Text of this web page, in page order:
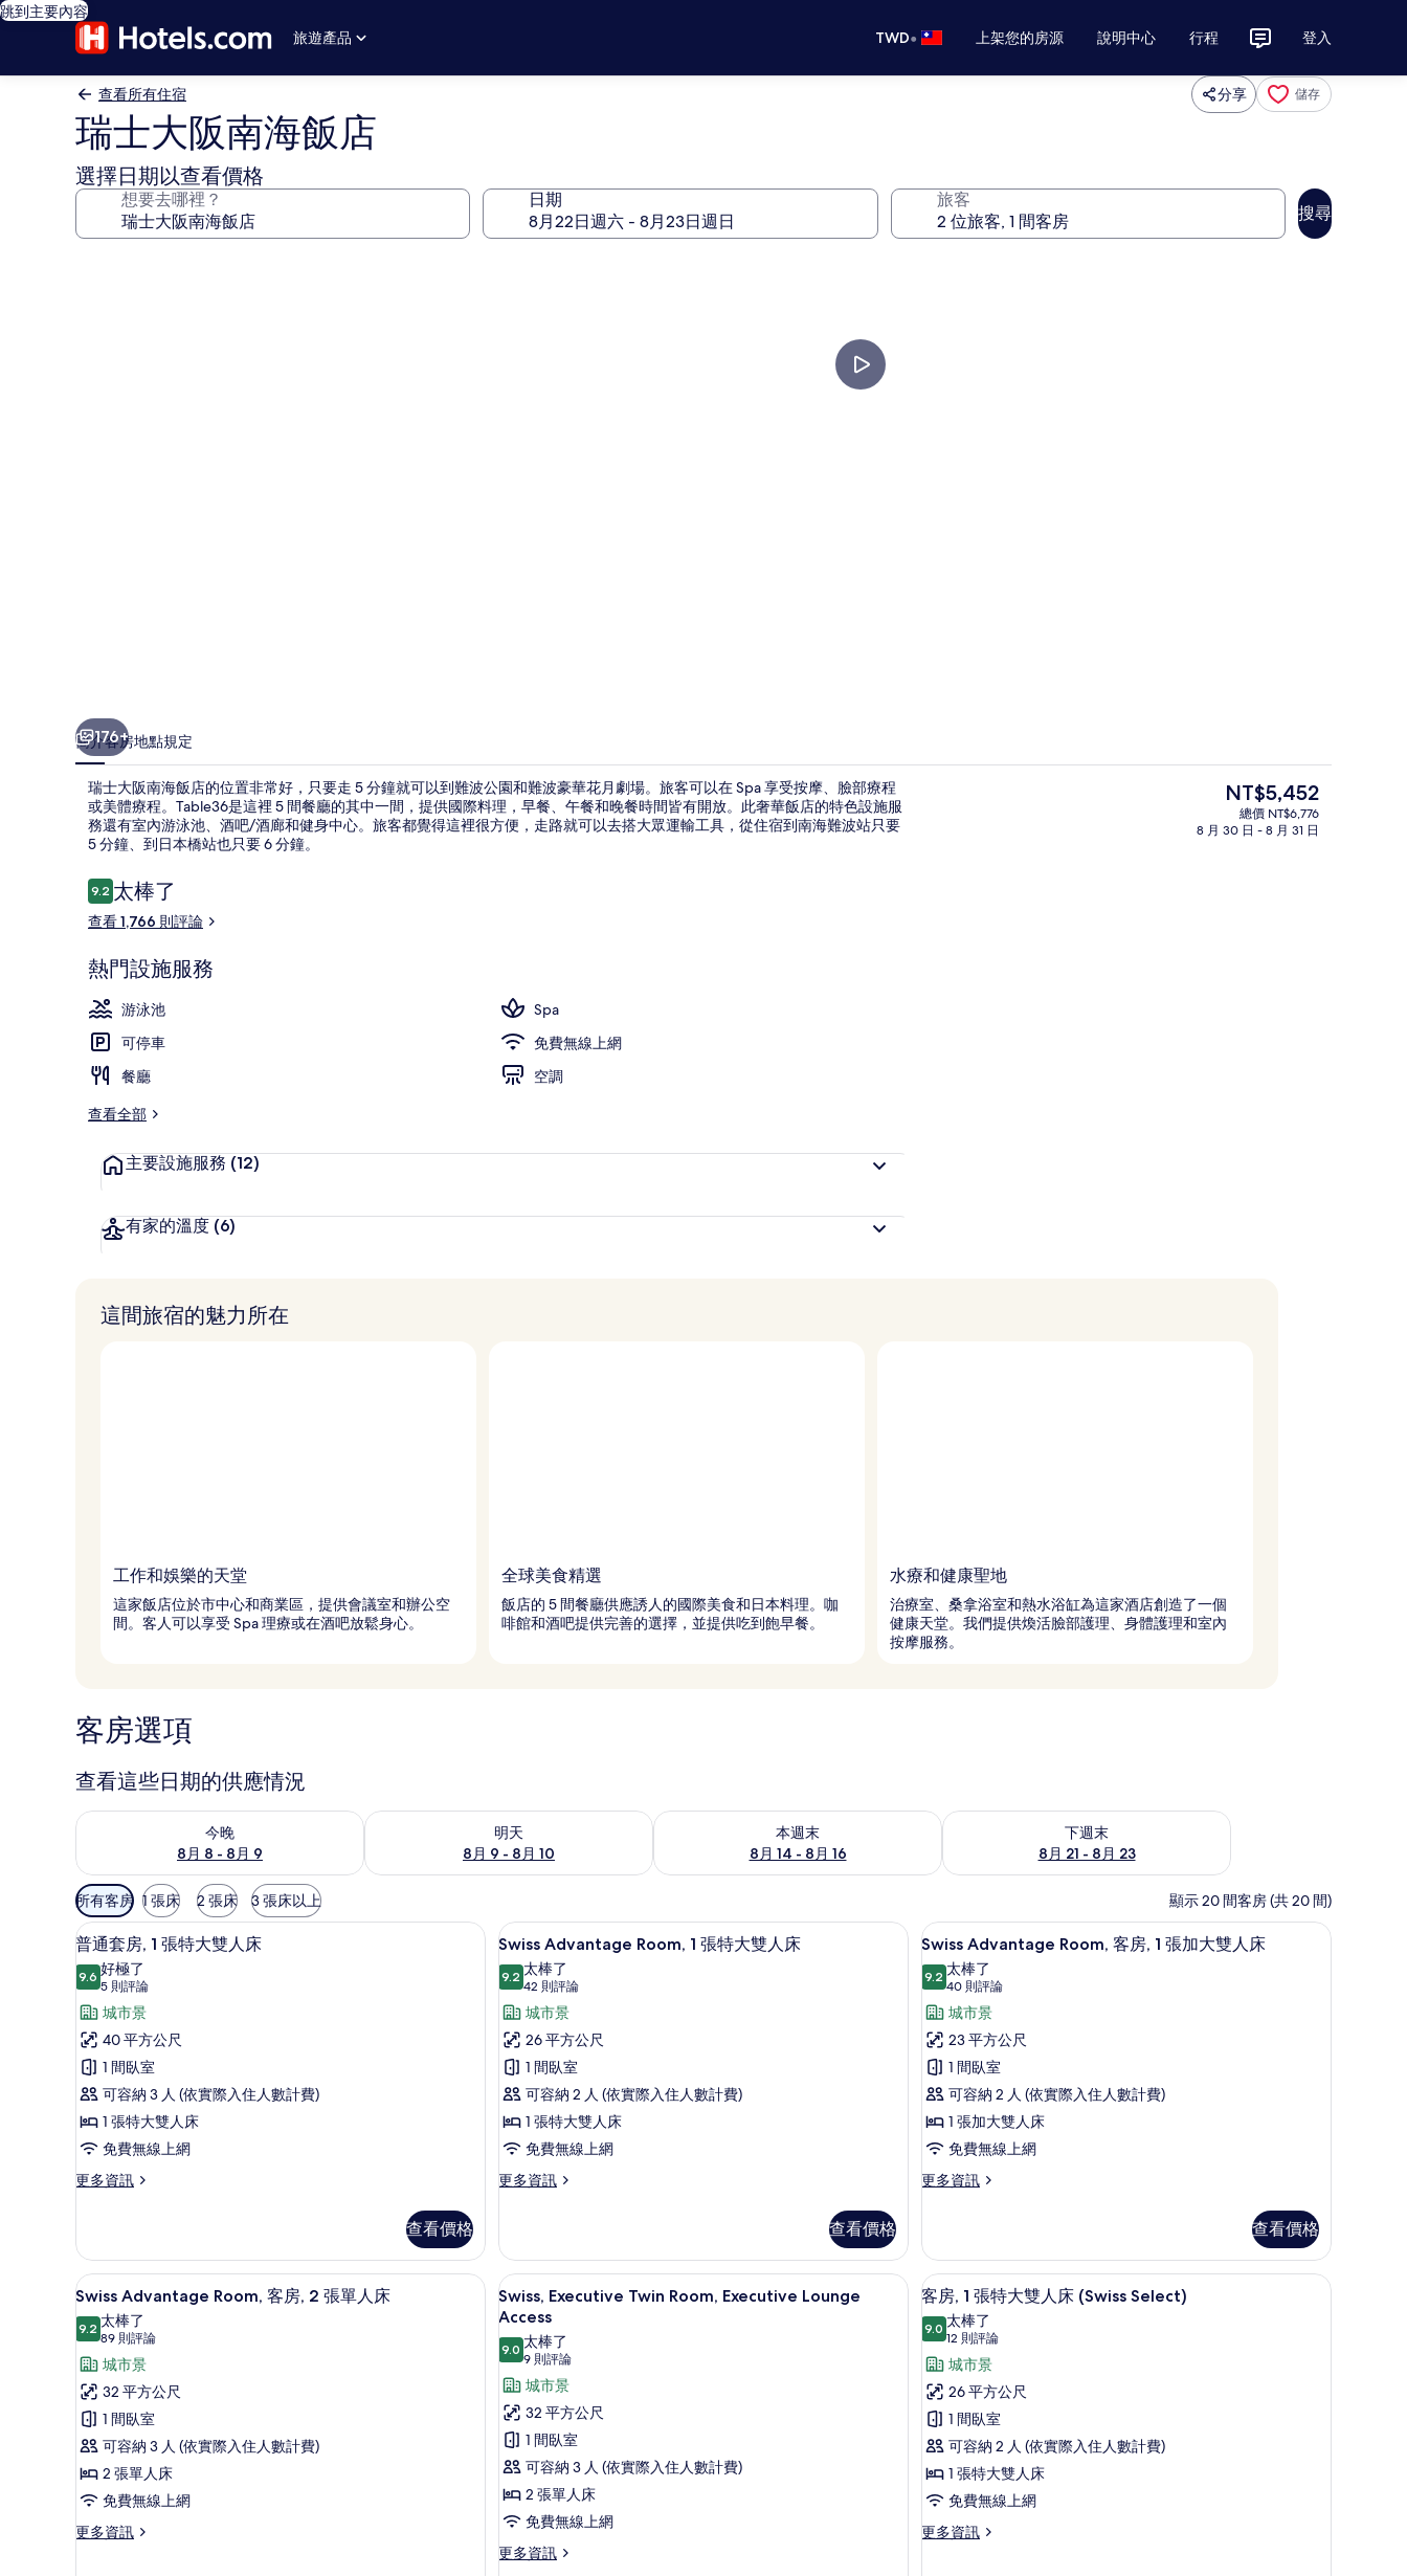
跳到主要內容
旅遊產品
TWD• 上架您的房源 說明中心 行程 登入
查看所有住宿 分享 儲存
瑞士大阪南海飯店
選擇日期以查看價格
想要去哪裡？ 日期 旅客
搜尋
羽絨被、客房內保險箱、書桌、遮光
176+
簡介客房地點規定
瑞士大阪南海飯店的位置非常好，只要走 5 分鐘就可以到難波公園和難波豪華花月劇場。旅客可以在 Spa 享受按摩、臉部療程
或美體療程。Table36是這裡 5 間餐廳的其中一間，提供國際料理，早餐、午餐和晚餐時間皆有開放。此奢華飯店的特色設施服
務還有室內游泳池、酒吧/酒廊和健身中心。旅客都覺得這裡很方便，走路就可以去搭大眾運輸工具，從住宿到南海難波站只要
5 分鐘、到日本橋站也只要 6 分鐘。
評
論
9.29.2 分，滿分 10 分，
太棒了
查看 1,766 則評論
熱門設施服務
游泳池
Spa
可停車
免費無線上網
餐廳
空調
查看全部
主要設施服務 (12)
有家的溫度 (6)
目
的
NT$5,452
總價 NT$6,776
8 月 30 日 - 8 月 31 日
這間旅宿的魅力所在
工作和娛樂的天堂
這家飯店位於市中心和商業區，提供會議室和辦公空
間。客人可以享受 Spa 理療或在酒吧放鬆身心。
全球美食精選
飯店的 5 間餐廳供應誘人的國際美食和日本料理。咖
啡館和酒吧提供完善的選擇，並提供吃到飽早餐。
水療和健康聖地
治療室、桑拿浴室和熱水浴缸為這家酒店創造了一個
健康天堂。我們提供煥活臉部護理、身體護理和室內
按摩服務。
客房選項
查看這些日期的供應情況
今晚
8月 8 - 8月 9
查看今晚 (8月 8 - 8月 9) 的供應情況
明天
8月 9 - 8月 10
查看明天 (8月 9 - 8月 10) 的供應情況
本週末
8月 14 - 8月 16
查看本週末 (8月 14 - 8月 16) 的供應情況
下週末
8月 21 - 8月 23
查看下週末 (8月 21 - 8月 23) 的供應情況
可
用
的
客
房
篩
選
條
件
所有客房 1 張床 2 張床 3 張床以上 顯示 20 間客房 (共 20 間)
顯
示
普
通
套
房,
1
張
特
大
床
的
所
有
相
片
羽絨被、客房內保險箱、書桌、遮光布/窗簾
7
普通套房, 1 張特大雙人床
9.69.6 分，滿分 10 分
好極了
5 則評論
(5
則
評
論)
城市景
40 平方公尺
1 間臥室
可容納 3 人 (依實際入住人數計費)
1 張特大雙人床
免費無線上網
更多資訊
更
套
房,
1
特
雙
人
床
的
詳
查看價格
顯
示
Swiss
Advantage
Room,
張
特
大
人
的
所
有
相
片
羽絨被、客房內保險箱、書桌、遮光布/窗簾
7
Swiss Advantage Room, 1 張特大雙人床
9.29.2 分，滿分 10 分
太棒了
42 則評論
(42
則
評
論)
城市景
26 平方公尺
1 間臥室
可容納 2 人 (依實際入住人數計費)
1 張特大雙人床
免費無線上網
更多資訊
更
Room,
張
特
雙
人
床
的
詳
情
查看價格
顯
示
Swiss
Advantage
Room,
客
房,
1
張
大
人
床
的
所
有
相
片
Swiss Advantage Room, 客房, 1 張加大雙人
7
Swiss Advantage Room, 客房, 1 張加大雙人床
9.29.2 分，滿分 10 分
太棒了
40 則評論
(40
則
評
論)
城市景
23 平方公尺
1 間臥室
可容納 2 人 (依實際入住人數計費)
1 張加大雙人床
免費無線上網
更多資訊
更
Room,
客
房,
張
大
雙
人
床
的
情
查看價格
顯
示
Swiss
Advantage
Room,
客
房,
2
張
人
Swiss Advantage Room, 客房, 2 張單人床 | 羽絨被、客房內保險箱、書桌、遮光布/窗簾
7
Swiss Advantage Room, 客房, 2 張單人床
9.29.2 分，滿分 10 分
太棒了
89 則評論
(89
則
評
論)
城市景
32 平方公尺
1 間臥室
可容納 3 人 (依實際入住人數計費)
2 張單人床
免費無線上網
更多資訊
更
顯
示
Swiss,
Executive
Twin
Room,
Executive
Lounge
Access
的
所
有
羽絨被、客房內保險箱、書桌、遮光布/窗簾
7
Swiss, Executive Twin Room, Executive Lounge
Access
9.09.0 分，滿分 10 分
太棒了
9 則評論
(9
則
評
論)
城市景
32 平方公尺
1 間臥室
可容納 3 人 (依實際入住人數計費)
2 張單人床
免費無線上網
更多資訊
更
顯
示
客
房,
1
張
特
大
雙
人
羽絨被、客房內保險箱、書桌、遮光布/窗簾
6
客房, 1 張特大雙人床 (Swiss Select)
9.09.0 分，滿分 10 分
太棒了
12 則評論
(12
則
評
論)
城市景
26 平方公尺
1 間臥室
可容納 2 人 (依實際入住人數計費)
1 張特大雙人床
免費無線上網
更多資訊
更